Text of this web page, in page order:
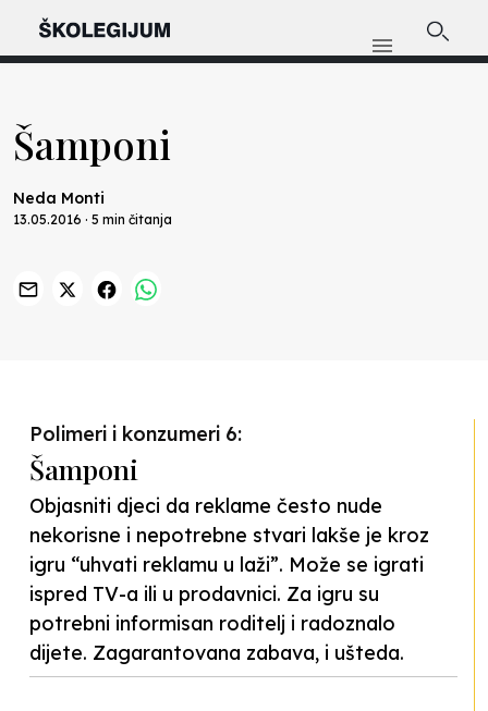
Šamponi
Neda Monti
13.05.2016 · 5 min čitanja
Polimeri i konzumeri 6:
Šamponi
Objasniti djeci da reklame često nude
nekorisne i nepotrebne stvari lakše je kroz
igru “uhvati reklamu u laži”. Može se igrati
ispred TV-a ili u prodavnici. Za igru su
potrebni informisan roditelj i radoznalo
dijete. Zagarantovana zabava, i ušteda.